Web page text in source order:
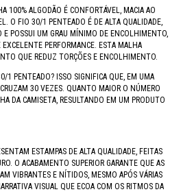
100% ALGODÃO É CONFORTÁVEL, MACIA AO
O FIO 30/1 PENTEADO É DE ALTA QUALIDADE,
E POSSUI UM GRAU MÍNIMO DE ENCOLHIMENTO,
PERFORMANCE. ESTA MALHA
QUE REDUZ TORÇÕES E ENCOLHIMENTO.
1 PENTEADO? ISSO SIGNIFICA QUE, EM UMA
30 VEZES. QUANTO MAIOR O NÚMERO
DA CAMISETA, RESULTANDO EM UM PRODUTO
ESTAMPAS DE ALTA QUALIDADE, FEITAS
O ACABAMENTO SUPERIOR GARANTE QUE AS
VIBRANTES E NÍTIDOS, MESMO APÓS VÁRIAS
VISUAL QUE ECOA COM OS RITMOS DA